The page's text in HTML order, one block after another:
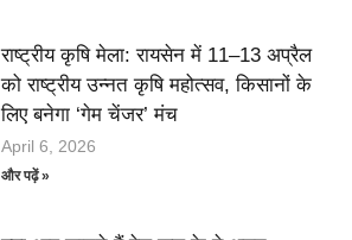
राष्ट्रीय कृषि मेला: रायसेन में 11–13 अप्रैल
को राष्ट्रीय उन्नत कृषि महोत्सव, किसानों के
लिए बनेगा ‘गेम चेंजर’ मंच
April 6, 2026
और पढ़ें »